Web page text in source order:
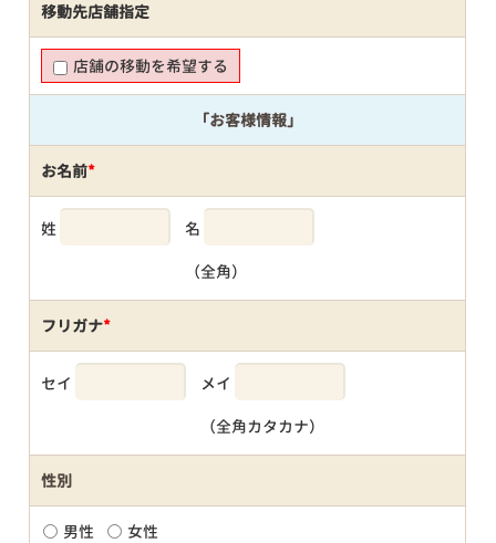
移動先店舗指定
店舗の移動を希望する
「お客様情報」
お名前*
姓 名
（全角）
フリガナ*
セイ メイ
（全角カタカナ）
性別
男性 女性